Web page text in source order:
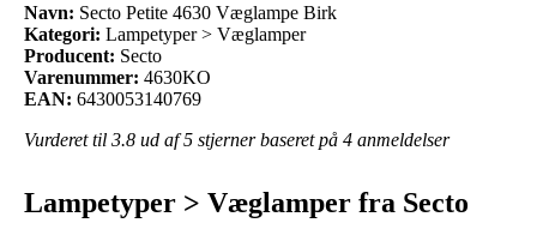
Navn: Secto Petite 4630 Væglampe Birk
Kategori: Lampetyper > Væglamper
Producent: Secto
Varenummer: 4630KO
EAN: 6430053140769
Vurderet til 3.8 ud af 5 stjerner baseret på 4 anmeldelser
Lampetyper > Væglamper fra Secto